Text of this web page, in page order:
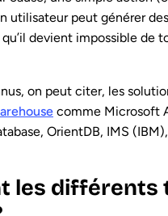
utilisateur peut générer
devient impossible de
on peut citer, les
comme Microsoft
OrientDB, IMS
les différents